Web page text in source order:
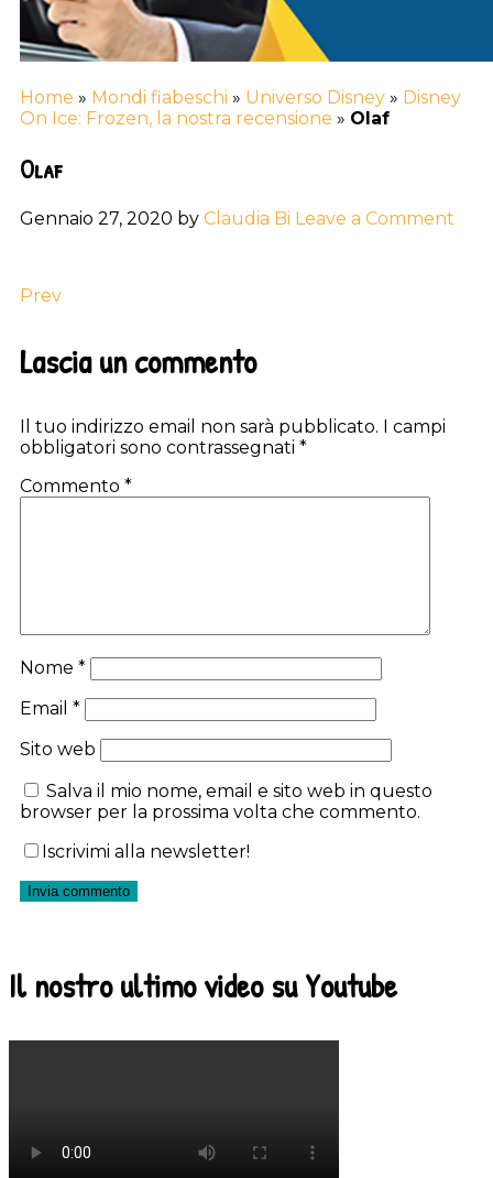
Home » Mondi fiabeschi » Universo Disney » Disney
On Ice: Frozen, la nostra recensione » Olaf
Olaf
Gennaio 27, 2020 by Claudia Bi Leave a Comment
Prev
Interactions
Lascia un commento
Il tuo indirizzo email non sarà pubblicato. I campi
obbligatori sono contrassegnati *
Commento *
Nome *
Email *
Sito web
Salva il mio nome, email e sito web in questo
browser per la prossima volta che commento.
Iscrivimi alla newsletter!
Il nostro ultimo video su Youtube